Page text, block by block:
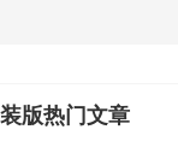
版热门文章